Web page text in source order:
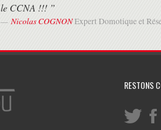
le CCNA !!! ”
Nicolas COGNONExpert Domotique et
RESTONS